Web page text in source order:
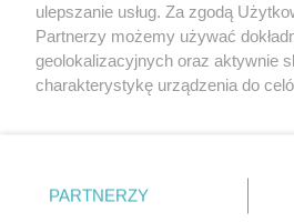
ulepszanie usług. Za zgodą
Partnerzy możemy używać
geolokalizacyjnych oraz aktywnie
charakterystykę urządzenia do
zmienić/wycofać klikając przycisk
znajdujący się w lewym dolnym
PARTNERZY